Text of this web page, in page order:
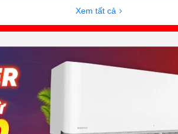
Xem tất cả